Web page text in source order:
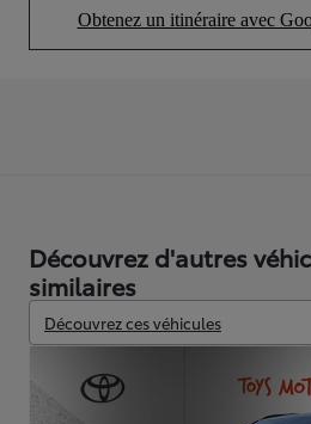
Obtenez un itinéraire avec
(Opens
Découvrez d'autres
similaires
Découvrez ces véhicules